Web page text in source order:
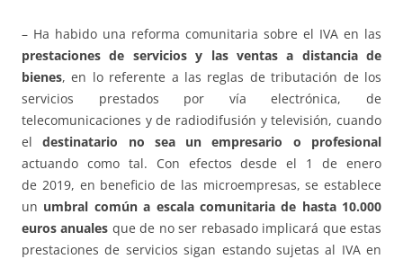
– Ha habido una reforma comunitaria sobre el IVA en las
prestaciones de servicios y las ventas a distancia de
bienes, en lo referente a las reglas de tributación de los
servicios prestados por vía electrónica, de
telecomunicaciones y de radiodifusión y televisión, cuando
eldestinatario no sea un empresario o profesional
actuando como tal. Con efectos desde el 1 de enero
de 2019, en beneficio de las microempresas, se establece
un umbral común a escala comunitaria de hasta 10.000
euros anuales que de no ser rebasado implicará que estas
prestaciones de servicios sigan estando sujetas al IVA en